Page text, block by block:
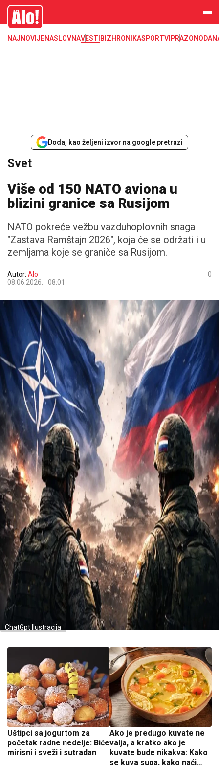
Svet, Ruske vesti, Planeta, Region
Alo
NAJNOVIJENASLOVNAVESTI BIZHRONIKASPORTVIPRAZONODA
Dodaj kao željeni izvor na google pretrazi
Svet
Više od 150 NATO aviona u
blizini granice sa Rusijom
NATO pokreće vežbu vazduhoplovnih snaga
"Zastava Ramštajn 2026", koja će se održati i u
zemljama koje se graniče sa Rusijom.
Autor: Alo
08.06.2026.
08:01
0
ChatGpt Ilustracija
Uštipci sa jogurtom za
početak radne nedelje: Biće
mirisni i sveži i sutradan
Ako je predugo kuvate ne
valja, a kratko ako je
kuvate bude nikakva: Kako
se kuva supa, kako naći